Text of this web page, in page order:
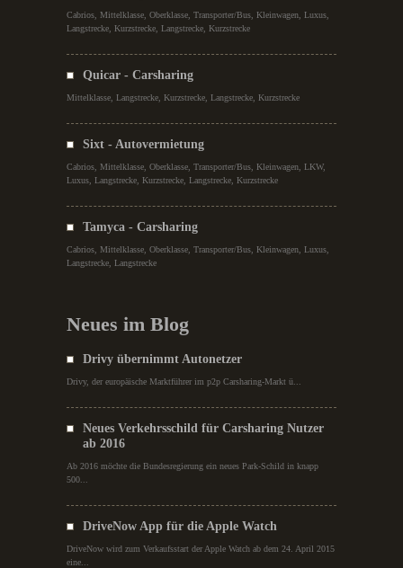
Cabrios, Mittelklasse, Oberklasse, Transporter/Bus, Kleinwagen, Luxus,
Langstrecke, Kurzstrecke, Langstrecke, Kurzstrecke
Quicar - Carsharing
Mittelklasse, Langstrecke, Kurzstrecke, Langstrecke, Kurzstrecke
Sixt - Autovermietung
Cabrios, Mittelklasse, Oberklasse, Transporter/Bus, Kleinwagen, LKW,
Luxus, Langstrecke, Kurzstrecke, Langstrecke, Kurzstrecke
Tamyca - Carsharing
Cabrios, Mittelklasse, Oberklasse, Transporter/Bus, Kleinwagen, Luxus,
Langstrecke, Langstrecke
Neues im Blog
Drivy übernimmt Autonetzer
Drivy, der europäische Marktführer im p2p Carsharing-Markt ü...
Neues Verkehrsschild für Carsharing Nutzer
ab 2016
Ab 2016 möchte die Bundesregierung ein neues Park-Schild in knapp
500...
DriveNow App für die Apple Watch
DriveNow wird zum Verkaufsstart der Apple Watch ab dem 24. April 2015
eine...